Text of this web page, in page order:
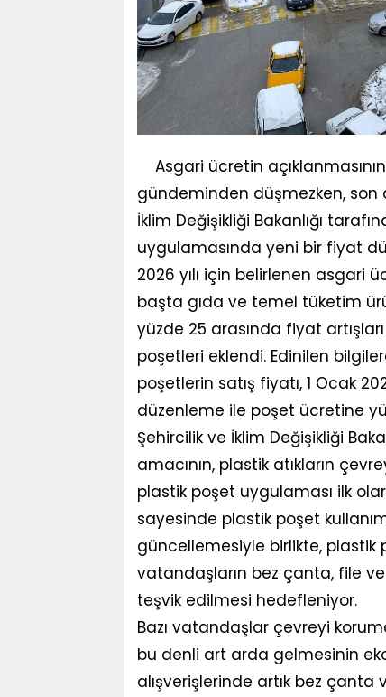
Asgari ücretin
gündeminden düşmezken, son
İklim Değişikliği Bakanlığı
uygulamasında yeni bir fiyat
2026 yılı için belirlenen asgari
başta gıda ve temel tüketim
yüzde 25 arasında fiyat
poşetleri eklendi. Edinilen
poşetlerin satış fiyatı, 1 Ocak
düzenleme ile poşet ücretine
Şehircilik ve İklim Değişikliği
amacının, plastik atıkların
plastik poşet uygulaması ilk
sayesinde plastik poşet
güncellemesiyle birlikte, plastik
vatandaşların bez çanta, file
teşvik edilmesi hedefleniyor.
Bazı vatandaşlar çevreyi
bu denli art arda gelmesinin
alışverişlerinde artık bez çanta